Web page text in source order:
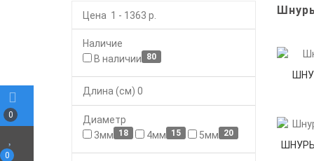
0
0
Цена 1 - 1363 р.
Наличие
В наличии
80
Длина (см) 0
Диаметр
3мм
18 4мм 15 5мм 20